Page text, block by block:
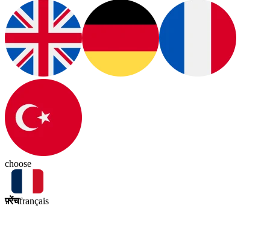
choose
फ़्रेंचfrançais